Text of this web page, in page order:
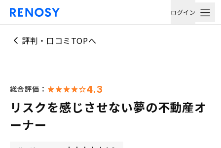
ログイン
評判・口コミTOPへ
総合評価： 4.3
リスクを感じさせない夢の不動産オ
ーナー